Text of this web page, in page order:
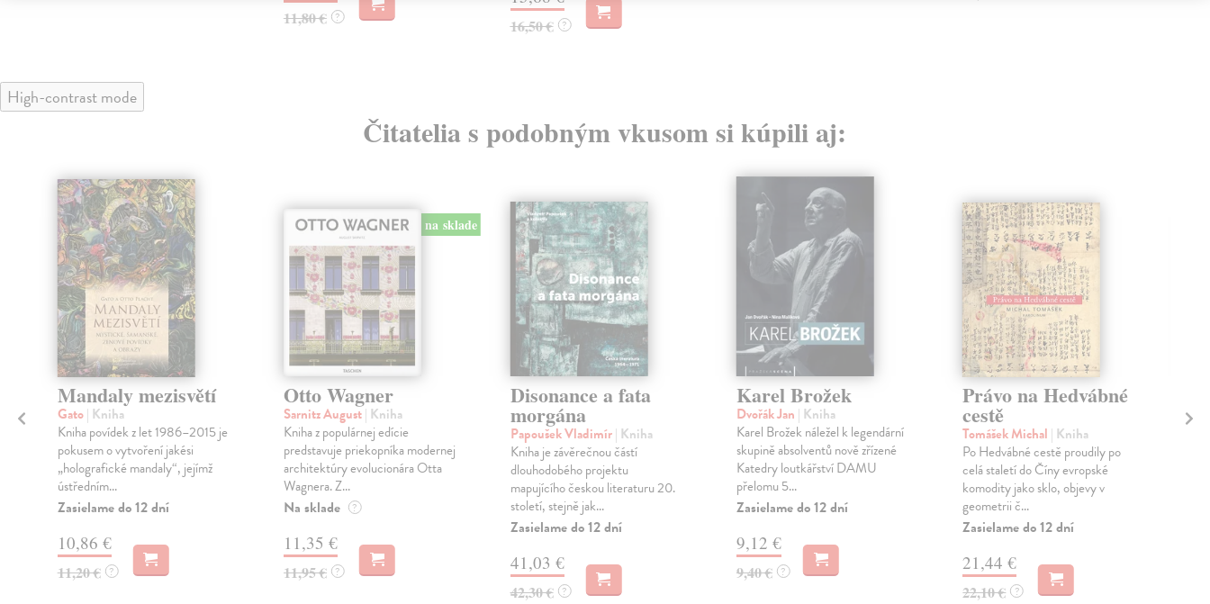
11,80 € ? 16,50 € ?
High-contrast mode
Čitatelia s podobným vkusom si kúpili aj:
Mandaly mezisvětí
Gato| Kniha
Kniha povídek z let 1986–2015 je
pokusem o vytvoření jakési
„holografické mandaly“, jejímž
ústředním...
Zasielame do 12 dní
10,86 €
11,20 € ?
na sklade
Otto Wagner
Sarnitz August| Kniha
Kniha z populárnej edície
predstavuje priekopníka modernej
architektúry evolucionára Otta
Wagnera. Z...
Na sklade ?
11,35 €
11,95 € ?
Disonance a fata
morgána
Papoušek Vladimír| Kniha
Kniha je závěrečnou částí
dlouhodobého projektu
mapujícího českou literaturu 20.
století, stejně jak...
Zasielame do 12 dní
41,03 €
42,30 € ?
Karel Brožek
Dvořák Jan | Kniha
Karel Brožek náležel k legendární
skupině absolventů nově zřízené
Katedry loutkářství DAMU
přelomu 5...
Zasielame do 12 dní
9,12 €
9,40 € ?
Právo na Hedvábné
cestě
Tomášek Michal | Kniha
Po Hedvábné cestě proudily po
celá staletí do Číny evropské
komodity jako sklo, objevy v
geometrii č...
Zasielame do 12 dní
21,44 €
22,10 € ?